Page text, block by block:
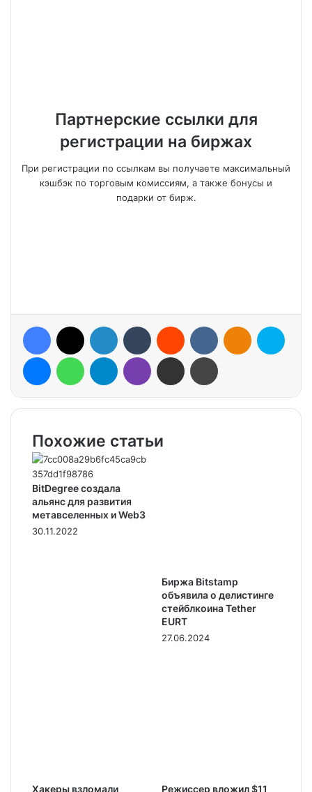
Партнерские ссылки для
регистрации на биржах
При регистрации по ссылкам вы получаете максимальный
кэшбэк по торговым комиссиям, а также бонусы и
подарки от бирж.
Похожие статьи
BitDegree создала
альянс для развития
метавселенных и Web3
30.11.2022
Биржа Bitstamp
объявила о делистинге
стейблкоина Tether
EURT
27.06.2024
Хакеры взломали Режиссер вложил $11